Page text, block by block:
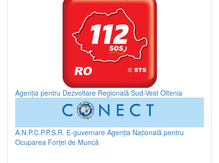
Agenția pentru Dezvoltare Regională Sud-Vest Oltenia
A.N.P.C.P.P.S.R. E-guvernare Agenția Națională pentru
Ocuparea Forței de Muncă